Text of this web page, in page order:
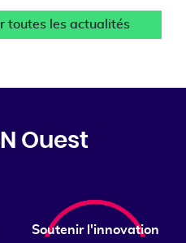
toutes les actualités
Ouest
Soutenir l'innovation